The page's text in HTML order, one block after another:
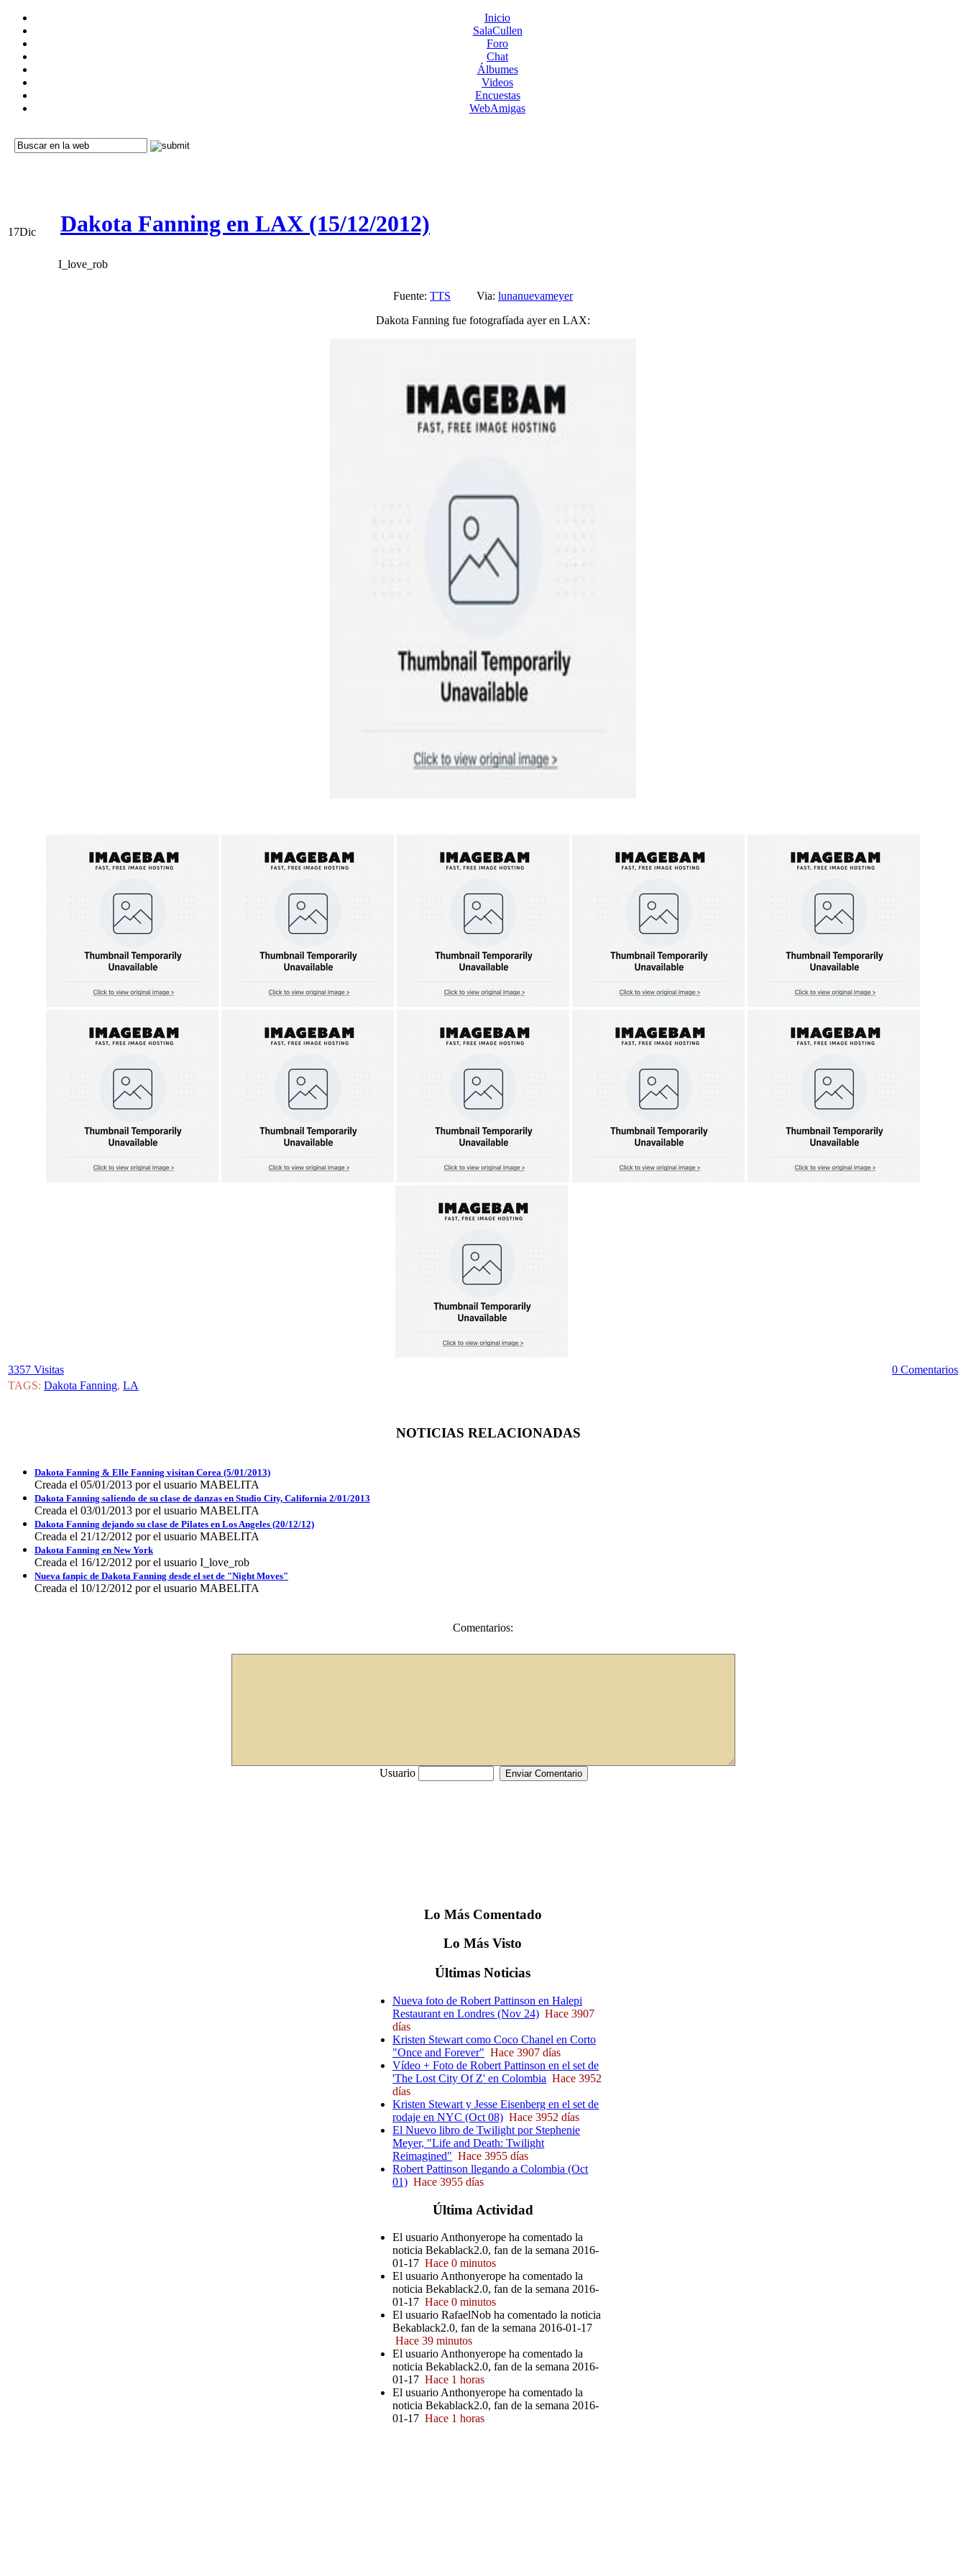
Inicio
SalaCullen
Foro
Chat
Álbumes
Videos
Encuestas
WebAmigas
17Dic Dakota Fanning en LAX (15/12/2012)
I_love_rob
Fuente: TTS Via: lunanuevameyer
Dakota Fanning fue fotografíada ayer en LAX:
3357 Visitas
0 Comentarios
TAGS: Dakota Fanning, LA
NOTICIAS RELACIONADAS
Dakota Fanning & Elle Fanning visitan Corea (5/01/2013)
Creada el 05/01/2013 por el usuario MABELITA
Dakota Fanning saliendo de su clase de danzas en Studio City, California 2/01/2013
Creada el 03/01/2013 por el usuario MABELITA
Dakota Fanning dejando su clase de Pilates en Los Angeles (20/12/12)
Creada el 21/12/2012 por el usuario MABELITA
Dakota Fanning en New York
Creada el 16/12/2012 por el usuario I_love_rob
Nueva fanpic de Dakota Fanning desde el set de "Night Moves"
Creada el 10/12/2012 por el usuario MABELITA
Comentarios:
Usuario
Lo MásComentado
LoMás Visto
Últimas Noticias
Nueva foto de Robert Pattinson en Halepi
Restaurant en Londres (Nov 24) Hace 3907
días
Kristen Stewart como Coco Chanel en Corto
"Once and Forever" Hace 3907 días
Vídeo + Foto de Robert Pattinson en el set de
'The Lost City Of Z' en Colombia Hace 3952
días
Kristen Stewart y Jesse Eisenberg en el set de
rodaje en NYC (Oct 08) Hace 3952 días
El Nuevo libro de Twilight por Stephenie
Meyer, "Life and Death: Twilight
Reimagined" Hace 3955 días
Robert Pattinson llegando a Colombia (Oct
01) Hace 3955 días
Última Actividad
El usuario Anthonyerope ha comentado la
noticia Bekablack2.0, fan de la semana 2016-
01-17 Hace 0 minutos
El usuario Anthonyerope ha comentado la
noticia Bekablack2.0, fan de la semana 2016-
01-17 Hace 0 minutos
El usuario RafaelNob ha comentado la noticia
Bekablack2.0, fan de la semana 2016-01-17
Hace 39 minutos
El usuario Anthonyerope ha comentado la
noticia Bekablack2.0, fan de la semana 2016-
01-17 Hace 1 horas
El usuario Anthonyerope ha comentado la
noticia Bekablack2.0, fan de la semana 2016-
01-17 Hace 1 horas